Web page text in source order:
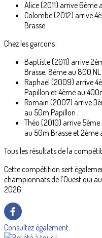
Alice (2011) arrive 6ème
Colombe (2012) arrive
Brasse.
Chez les garcons :
Baptiste (2011) arrive
Brasse, 8ème au 800 NL
Raphaël (2009) arrive
Papillon et 4ème au
Romain (2007) arrive
au 50m Papillon ;
Théo (2010) arrive
au 50m Brasse et 2ème
Tous les résultats de la
Cette compétition sert
championnats de l’Ouest qui
2026.
Consultez également